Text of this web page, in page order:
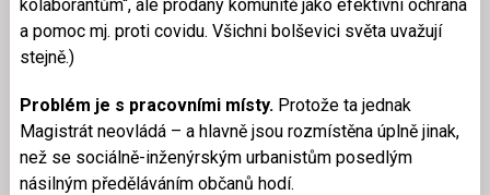
kolaborantům“, ale prodaný komunitě jako efektivní ochrana
a pomoc mj. proti covidu. Všichni bolševici světa uvažují
stejně.)
Problém je s pracovními místy. Protože ta jednak
Magistrát neovládá – a hlavně jsou rozmístěna úplně jinak,
než se sociálně-inženýrským urbanistům posedlým
násilným předěláváním občanů hodí.